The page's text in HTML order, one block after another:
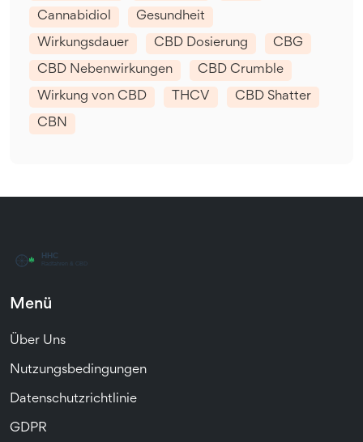
Cannabidiol Gesundheit
Wirkungsdauer CBD Dosierung CBG
CBD Nebenwirkungen CBD Crumble
Wirkung von CBD THCV CBD Shatter
CBN
Menü
Über Uns
Nutzungsbedingungen
Datenschutzrichtlinie
GDPR